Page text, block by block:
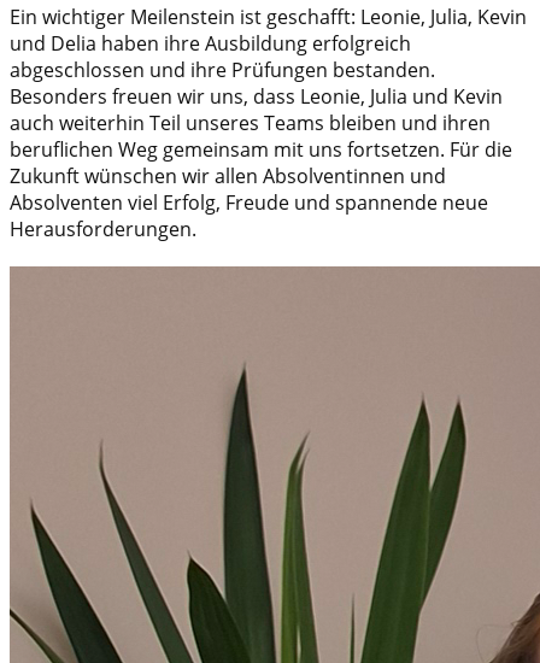
Ein wichtiger Meilenstein ist geschafft: Leonie, Julia, Kevin
und Delia haben ihre Ausbildung erfolgreich
abgeschlossen und ihre Prüfungen bestanden.
Besonders freuen wir uns, dass Leonie, Julia und Kevin
auch weiterhin Teil unseres Teams bleiben und ihren
beruflichen Weg gemeinsam mit uns fortsetzen. Für die
Zukunft wünschen wir allen Absolventinnen und
Absolventen viel Erfolg, Freude und spannende neue
Herausforderungen.